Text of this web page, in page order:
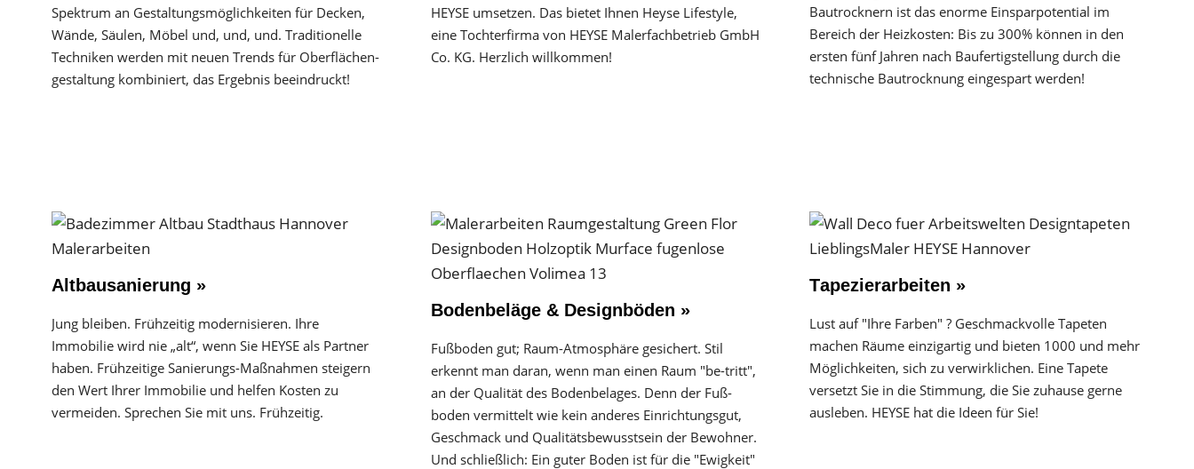
Spektrum an Gestaltungs­möglichkeiten für Decken,
Wände, Säulen, Möbel und, und, und. Traditionelle
Techniken werden mit neuen Trends für Oberflächen­
gestaltung kombiniert, das Ergebnis beeindruckt!
HEYSE umsetzen. Das bietet Ihnen Heyse Lifestyle,
eine Tochterfirma von HEYSE Malerfachbetrieb GmbH
Co. KG. Herzlich willkommen!
Bautrocknern ist das enorme Einsparpotential im
Bereich der Heizkosten: Bis zu 300% können in den
ersten fünf Jahren nach Baufertigstellung durch die
technische Bautrocknung eingespart werden!
Altbausanierung »
Jung bleiben. Frühzeitig modernisieren. Ihre
Immobilie wird nie „alt“, wenn Sie HEYSE als Partner
haben. Frühzeitige Sanierungs-Maßnahmen steigern
den Wert Ihrer Immobilie und helfen Kosten zu
vermeiden. Sprechen Sie mit uns. Frühzeitig.
Bodenbeläge & Designböden »
Fußboden gut; Raum-Atmosphäre gesichert. Stil
erkennt man daran, wenn man einen Raum "be-tritt",
an der Qualität des Boden­belages. Denn der Fuß­
boden vermittelt wie kein anderes Einrichtungs­gut,
Geschmack und Qualitäts­bewusstsein der Bewohner.
Und schließlich: Ein guter Boden ist für die "Ewigkeit"
Tapezierarbeiten »
Lust auf "Ihre Farben" ? Geschmackvolle Tapeten
machen Räume einzigartig und bieten 1000 und mehr
Möglichkeiten, sich zu verwirklichen. Eine Tapete
versetzt Sie in die Stimmung, die Sie zuhause gerne
ausleben. HEYSE hat die Ideen für Sie!